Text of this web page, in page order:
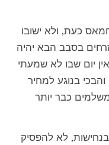
כעת, ולא ישובו
בסבב הבא יהיה
חי פה 23 שנים ואין יום שבו לא שמעתי
בנוגע למחיר
כבר יותר
לא להפסיק